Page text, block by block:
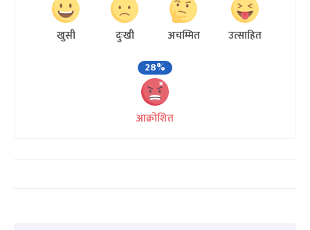
खुसी दुःखी अचम्मित
उत्साहित
28%
आक्रोशित